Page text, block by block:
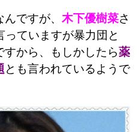
ですが、 木下優樹菜さ
っていますが暴力団と
から、もしかしたら薬
とも言われているようで